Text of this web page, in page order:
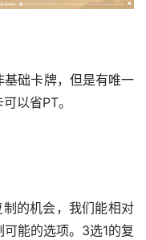
基础卡牌，但是有唯一
以省PT。
的机会，我们能相对
能的选项。3选1的复